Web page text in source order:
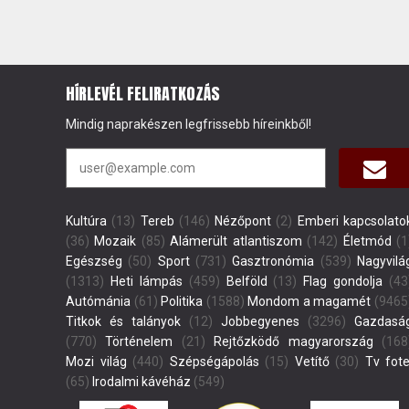
HÍRLEVÉL FELIRATKOZÁS
Mindig naprakészen legfrissebb híreinkből!
Kultúra (13) Tereb (146) Nézőpont (2) Emberi
(36) Mozaik (85) Alámerült atlantiszom (142) Életmód
Egészség (50) Sport(731) Gasztronómia (539)
(1313)
Heti lámpás (459) Belföld (13) Flag gondolja
Autómánia (61) Politika (1588) Mondom a magamét
Titkok és talányok (12) Jobbegyenes (3296)
(770)
Történelem (21) Rejtőzködő magyarország
Mozi világ (440) Szépségápolás (15) Vetítő(30) Tv fotel
(65) Irodalmi kávéház (549)